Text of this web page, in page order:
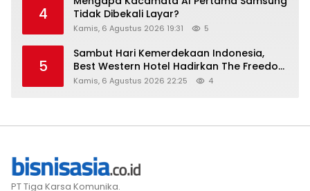
4
Tidak Dibekali Layar?
Kamis, 6 Agustus 2026 19:31 5
5
Sambut Hari Kemerdekaan Indonesia,
Best Western Hotel Hadirkan The Freedom
Stay Diskon Hingga 45%
Kamis, 6 Agustus 2026 22:25 4
PT Tiga Karsa Komunika.